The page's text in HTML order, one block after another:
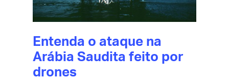
Entenda o ataque na
Arábia Saudita feito por
drones